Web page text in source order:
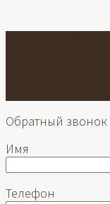
Обратный звонок
Имя
Телефон